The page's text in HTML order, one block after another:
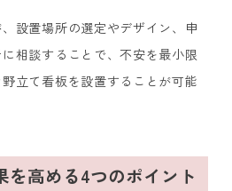
設置場所の選定やデザイン、申
相談することで、不安を最小限
立て看板を設置することが可能
を高める4つのポイント